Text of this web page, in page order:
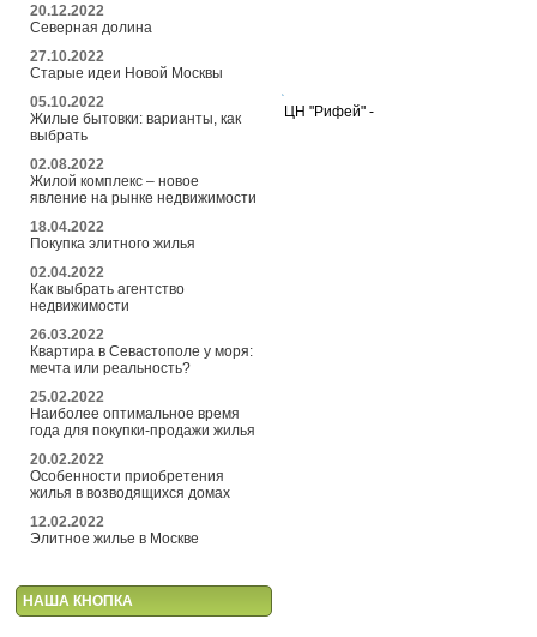
20.12.2022
Северная долина
27.10.2022
Старые идеи Новой Москвы
05.10.2022
Жилые бытовки: варианты, как
выбрать
02.08.2022
Жилой комплекс – новое
явление на рынке недвижимости
18.04.2022
Покупка элитного жилья
02.04.2022
Как выбрать агентство
недвижимости
26.03.2022
Квартира в Севастополе у моря:
мечта или реальность?
25.02.2022
Наиболее оптимальное время
года для покупки-продажи жилья
20.02.2022
Особенности приобретения
жилья в возводящихся домах
12.02.2022
Элитное жилье в Москве
НАША КНОПКА
ЦН "Рифей" -